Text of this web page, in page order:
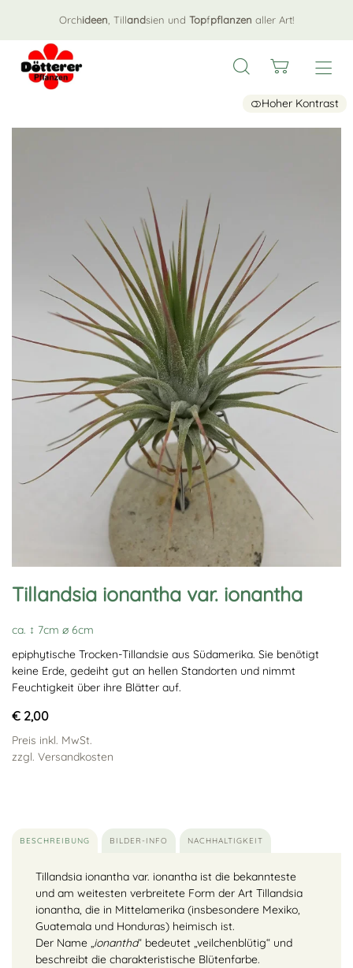
Orchideen , Tillandsien und Topfpflanzen aller Art!
Hoher Kontrast
Tillandsia ionantha var. ionantha
ca. ↕ 7cm ∅ 6cm
epiphytische Trocken-Tillandsie aus Südamerika. Sie benötigt
keine Erde, gedeiht gut an hellen Standorten und nimmt
Feuchtigkeit über ihre Blätter auf.
€ 2,00
Preis inkl. MwSt.
zzgl. Versandkosten
BESCHREIBUNG BILDER-INFO NACHHALTIGKEIT
Tillandsia ionantha var. ionantha ist die bekannteste
und am weitesten verbreitete Form der Art Tillandsia
ionantha, die in Mittelamerika (insbesondere Mexiko,
Guatemala und Honduras) heimisch ist.
Der Name „ionantha“ bedeutet „veilchenblütig“ und
beschreibt die charakteristische Blütenfarbe.